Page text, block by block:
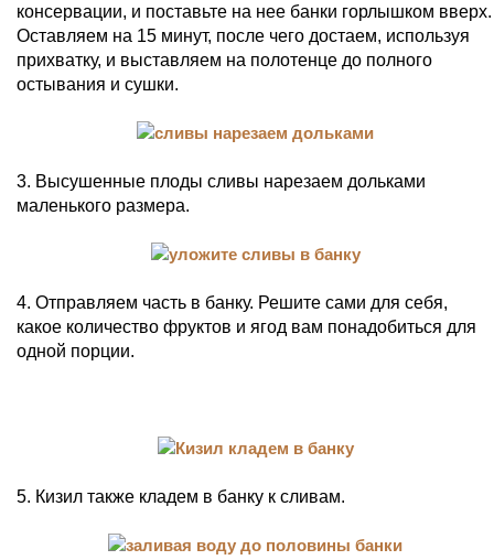
консервации, и поставьте на нее банки горлышком вверх.
Оставляем на 15 минут, после чего достаем, используя
прихватку, и выставляем на полотенце до полного
остывания и сушки.
3. Высушенные плоды сливы нарезаем дольками
маленького размера.
4. Отправляем часть в банку. Решите сами для себя,
какое количество фруктов и ягод вам понадобиться для
одной порции.
5. Кизил также кладем в банку к сливам.